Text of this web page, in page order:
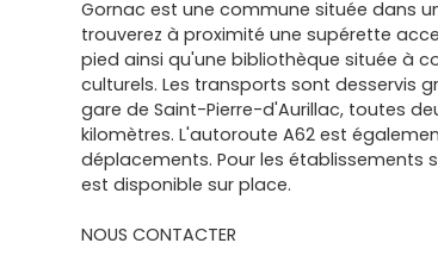
Gornac est une commune située dans
trouverez à proximité une supérette
pied ainsi qu'une bibliothèque située à
culturels. Les transports sont desservis
gare de Saint-Pierre-d'Aurillac, toutes
kilomètres. L'autoroute A62 est
déplacements. Pour les établissements
est disponible sur place.
NOUS CONTACTER